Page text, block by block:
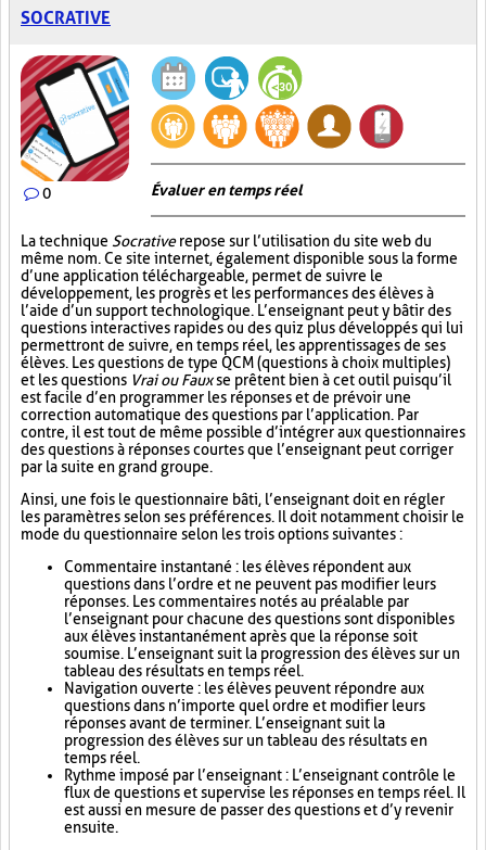
SOCRATIVE
0 Évaluer en temps réel
La technique Socrativerepose sur l’utilisation du site web du
même nom. Ce site internet, également disponible sous la forme
d’une application téléchargeable, permet de suivre le
développement, les progrès et les performances des élèves à
l’aide d’un support technologique. L’enseignant peut y bâtir des
questions interactives rapides ou des quiz plus développés qui lui
permettront de suivre, en temps réel, les apprentissages de ses
élèves. Les questions de type QCM (questions à choix multiples)
et les questions Vrai ou Fauxse prêtent bien à cet outil puisqu’il
est facile d’en programmer les réponses et de prévoir une
correction automatique des questions par l’application. Par
contre, il est tout de même possible d’intégrer aux questionnaires
des questions à réponses courtes que l’enseignant peut corriger
par la suite en grand groupe.
Ainsi, une fois le questionnaire bâti, l’enseignant doit en régler
les paramètres selon ses préférences. Il doit notamment choisir le
mode du questionnaire selon les trois options suivantes :
Commentaire instantané : les élèves répondent aux
questions dans l’ordre et ne peuvent pas modifier leurs
réponses. Les commentaires notés au préalable par
l’enseignant pour chacune des questions sont disponibles
aux élèves instantanément après que la réponse soit
soumise. L’enseignant suit la progression des élèves sur un
tableau des résultats en temps réel.
Navigation ouverte : les élèves peuvent répondre aux
questions dans n’importe quel ordre et modifier leurs
réponses avant de terminer. L’enseignant suit la
progression des élèves sur un tableau des résultats en
temps réel.
Rythme imposé par l’enseignant : L’enseignant contrôle le
flux de questions et supervise les réponses en temps réel. Il
est aussi en mesure de passer des questions et d’y revenir
ensuite.